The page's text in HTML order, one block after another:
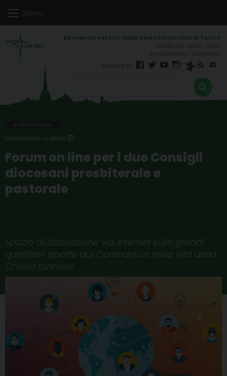
Menu
sabato 08 agosto 2026
Facebook
TwitterYouTube
Instagram
Spreaker
RSS
FEED
In Primo Piano
Forum on line per i due Consigli
diocesani presbiterale e
pastorale
Spazio di discussione via internet sulle grandi
questioni aperte dal Coronavirus nella vita della
Chiesa torinese